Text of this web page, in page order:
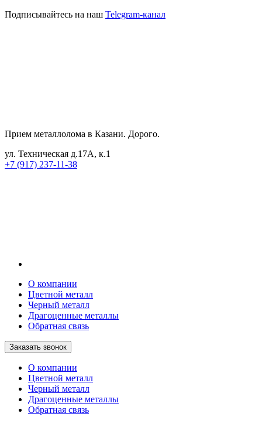
Подписывайтесь на наш Telegram-канал
Прием металлолома в Казани. Дорого.
ул. Техническая д.17А, к.1
+7 (917) 237-11-38
О компании
Цветной металл
Черный металл
Драгоценные мeталлы
Обратная связь
Заказать звонок
О компании
Цветной металл
Черный металл
Драгоценные мeталлы
Обратная связь